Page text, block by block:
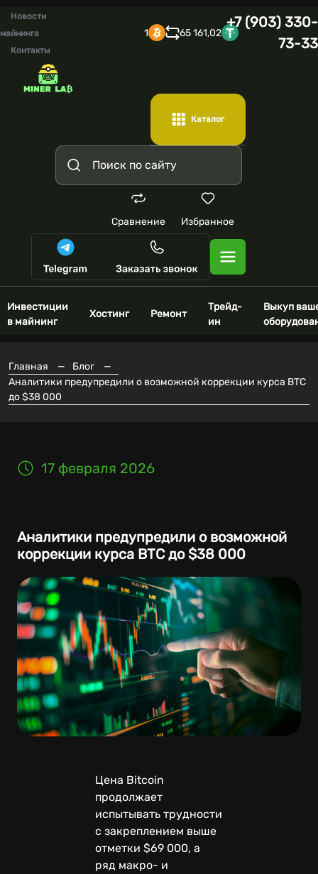
Новости
майнинга
Контакты
1 65 161,02
+7 (903) 330-
73-33
Каталог
Сравнение Избранное
Инвестиции
в майнинг
Хостинг Ремонт
Трейд-
ин
Выкуп
Главная — Блог
—
Аналитики предупредили о возможной коррекции курса BTC
до $38 000
17 февраля 2026
Аналитики предупредили о возможной
коррекции курса BTC до $38 000
Цена Bitcoin
продолжает
испытывать трудности
с закреплением выше
отметки $69 000, а
ряд макро- и